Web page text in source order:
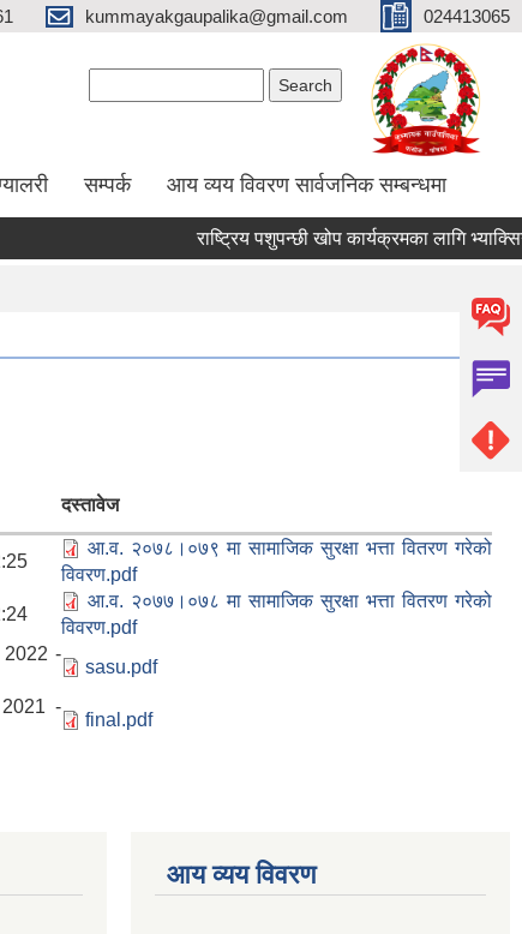
kummayakgaupalika@gmail.com 024413065
सम्पर्क आय व्यय विवरण सार्वजनिक सम्बन्धमा
राष्ट्रिय पशुपन्छी खोप कार्यक्रमका लागि
दस्तावेज
आ.व. २०७८।०७९ मा सामाजिक सुरक्षा भत्ता वितरण गरेको
विवरण.pdf
आ.व. २०७७।०७८ मा सामाजिक सुरक्षा भत्ता वितरण गरेको
विवरण.pdf
2022 -
sasu.pdf
-
final.pdf
आय व्यय विवरण